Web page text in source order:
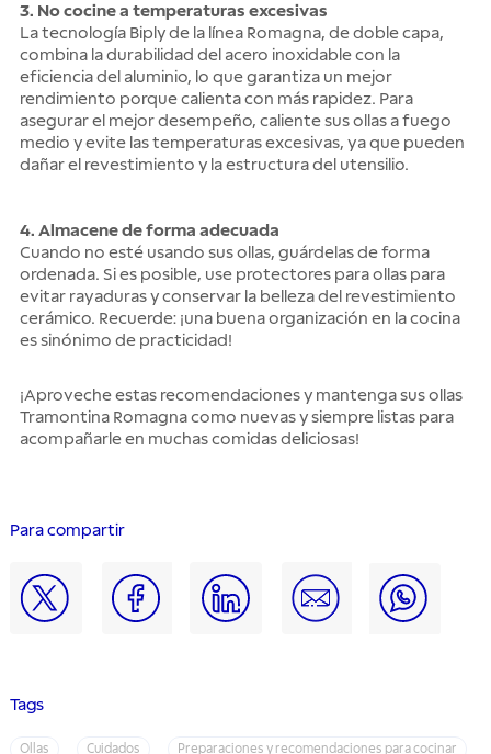
Para compartir
Tags
Ollas Cuidados Preparaciones y recomendaciones para cocinar
3. No cocine a temperaturas excesivas
La tecnología Biply de la línea Romagna, de doble capa,
combina la durabilidad del acero inoxidable con la
eficiencia del aluminio, lo que garantiza un mejor
rendimiento porque calienta con más rapidez. Para
asegurar el mejor desempeño, caliente sus ollas a fuego
medio y evite las temperaturas excesivas, ya que pueden
dañar el revestimiento y la estructura del utensilio.
4. Almacene de forma adecuada
Cuando no esté usando sus ollas, guárdelas de forma
ordenada. Si es posible, use protectores para ollas para
evitar rayaduras y conservar la belleza del revestimiento
cerámico. Recuerde: ¡una buena organización en la cocina
es sinónimo de practicidad!
¡Aproveche estas recomendaciones y mantenga sus ollas
Tramontina Romagna como nuevas y siempre listas para
acompañarle en muchas comidas deliciosas!